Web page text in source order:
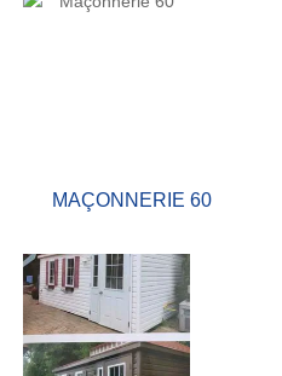
MAÇONNERIE 60